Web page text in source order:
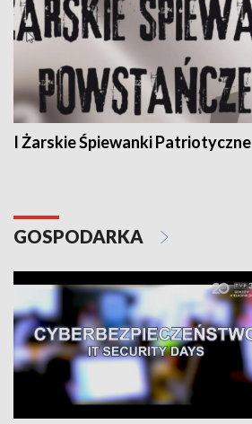
I Żarskie Śpiewanki Patriotyczne
GOSPODARKA